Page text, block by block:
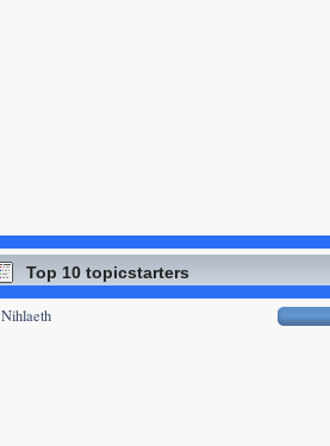
Top 10 topicstarters
Nihlaeth